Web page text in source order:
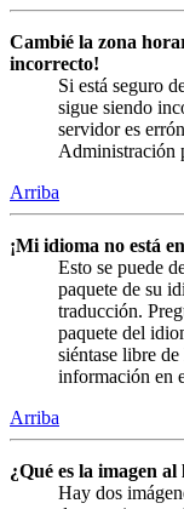
Cambié la zona
incorrecto!
Si está seguro
sigue siendo
servidor es
Administración
Arriba
¡Mi idioma no está
Esto se puede
paquete de su
traducción.
paquete del
siéntase libre
información en
Arriba
¿Qué es la imagen
Hay dos